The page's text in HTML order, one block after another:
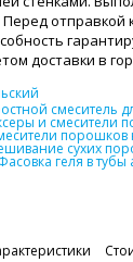
отправкой
доставки в
смеситель
и смесители
порошков
сухих
геля в